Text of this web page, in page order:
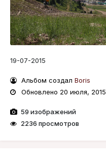
19-07-2015
Альбом создалBoris
Обновлено 20 июля, 2015
59 изображений
2236 просмотров